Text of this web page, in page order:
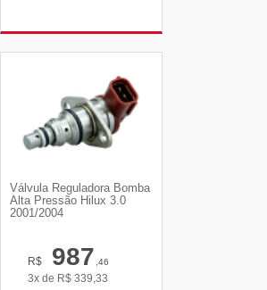
Válvula Reguladora Bomba
Alta Pressão Hilux 3.0
2001/2004
R$ 987,46
3x de R$ 339,33